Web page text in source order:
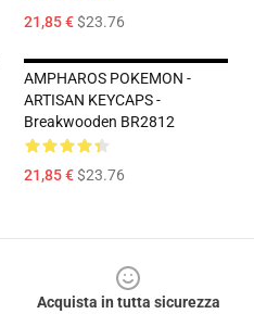
21,85 €$23.76
AMPHAROS POKEMON -
ARTISAN KEYCAPS -
Breakwooden BR2812
21,85 €$23.76
Acquista in tutta sicurezza